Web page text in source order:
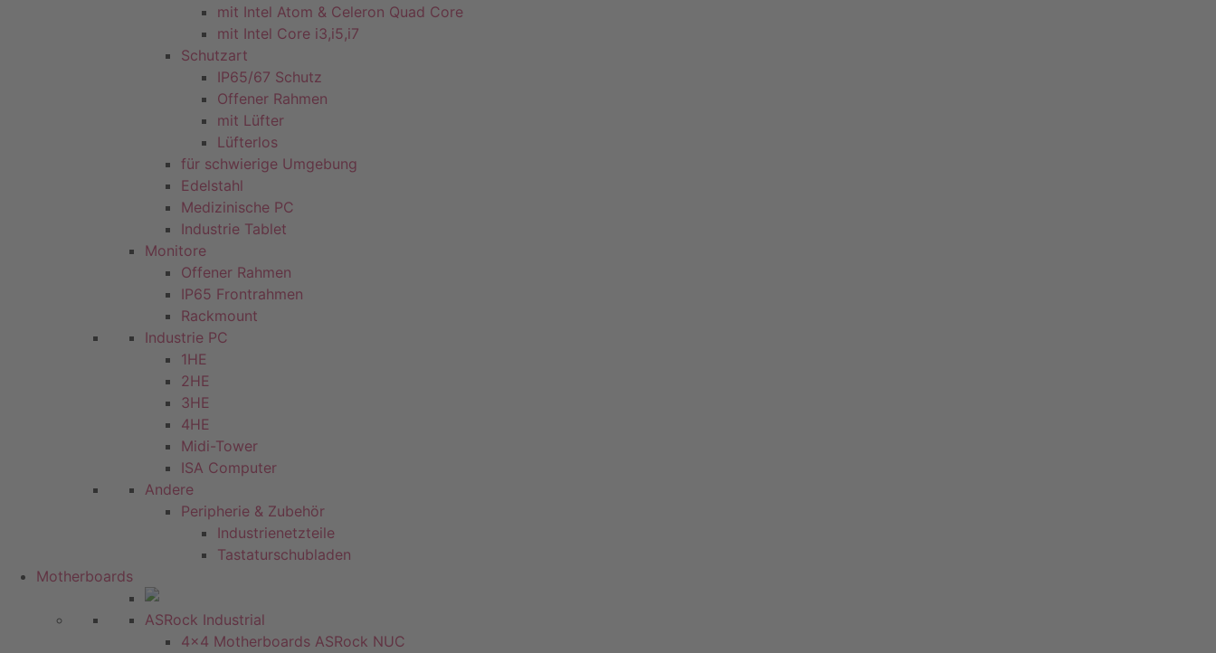
mit Intel Atom & Celeron Quad Core
mit Intel Core i3,i5,i7
Schutzart
IP65/67 Schutz
Offener Rahmen
mit Lüfter
Lüfterlos
für schwierige Umgebung
Edelstahl
Medizinische PC
Industrie Tablet
Monitore
Offener Rahmen
IP65 Frontrahmen
Rackmount
Industrie PC
1HE
2HE
3HE
4HE
Midi-Tower
ISA Computer
Andere
Peripherie & Zubehör
Industrienetzteile
Tastaturschubladen
Motherboards
ASRock Industrial
4x4 Motherboards ASRock NUC